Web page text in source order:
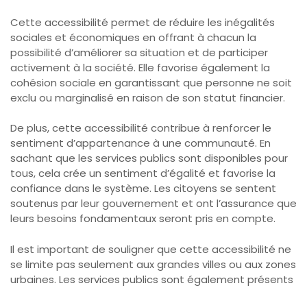
Cette accessibilité permet de réduire les inégalités
sociales et économiques en offrant à chacun la
possibilité d’améliorer sa situation et de participer
activement à la société. Elle favorise également la
cohésion sociale en garantissant que personne ne soit
exclu ou marginalisé en raison de son statut financier.
De plus, cette accessibilité contribue à renforcer le
sentiment d’appartenance à une communauté. En
sachant que les services publics sont disponibles pour
tous, cela crée un sentiment d’égalité et favorise la
confiance dans le système. Les citoyens se sentent
soutenus par leur gouvernement et ont l’assurance que
leurs besoins fondamentaux seront pris en compte.
Il est important de souligner que cette accessibilité ne
se limite pas seulement aux grandes villes ou aux zones
urbaines. Les services publics sont également présents